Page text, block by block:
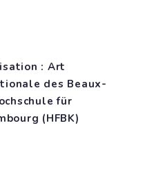
: Art
des Beaux-
für
(HFBK)